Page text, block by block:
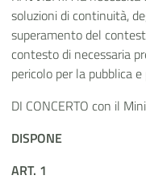
soluzioni di continuità,
superamento del
contesto di necessaria
pericolo per la pubblica
DI CONCERTO con il
DISPONE
ART. 1